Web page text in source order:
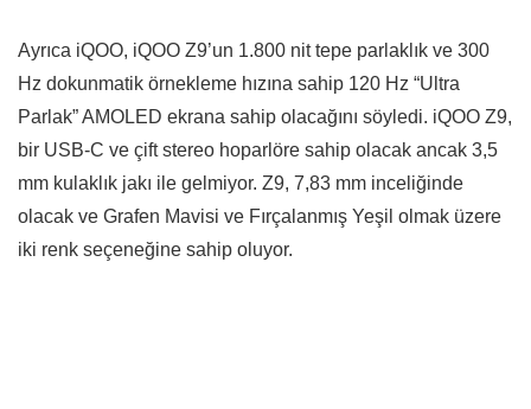
Ayrıca iQOO, iQOO Z9’un 1.800 nit tepe parlaklık ve 300
Hz dokunmatik örnekleme hızına sahip 120 Hz “Ultra
Parlak” AMOLED ekrana sahip olacağını söyledi. iQOO Z9,
bir USB-C ve çift stereo hoparlöre sahip olacak ancak 3,5
mm kulaklık jakı ile gelmiyor. Z9, 7,83 mm inceliğinde
olacak ve Grafen Mavisi ve Fırçalanmış Yeşil olmak üzere
iki renk seçeneğine sahip oluyor.